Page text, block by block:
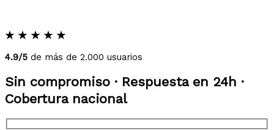
★ ★ ★ ★ ★
4.9/5 de más de 2.000 usuarios
Sin compromiso · Respuesta en 24h ·
Cobertura nacional